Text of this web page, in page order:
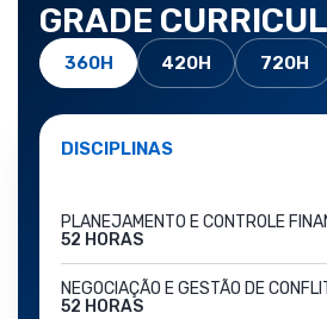
GRADE
360H 420H 720H
DISCIPLINAS
PLANEJAMENTO E CONTROLE
52 HORAS
NEGOCIAÇÃO E GESTÃO DE
52 HORAS